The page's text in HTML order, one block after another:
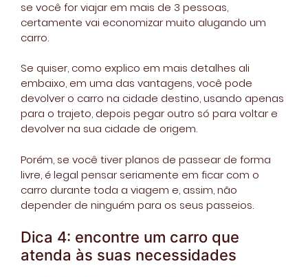
se você for viajar em mais de 3 pessoas,
certamente vai economizar muito alugando um
carro.
Se quiser, como explico em mais detalhes ali
embaixo, em uma das vantagens, você pode
devolver o carro na cidade destino, usando apenas
para o trajeto, depois pegar outro só para voltar e
devolver na sua cidade de origem.
Porém, se você tiver planos de passear de forma
livre, é legal pensar seriamente em ficar com o
carro durante toda a viagem e, assim, não
depender de ninguém para os seus passeios.
Dica 4: encontre um carro que
atenda às suas necessidades